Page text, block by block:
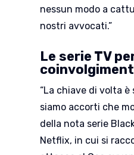
nessun modo a
nostri avvocati.”
Le serie TV
“La chiave di volta
siamo accorti che
della nota serie
Netflix, in cui si